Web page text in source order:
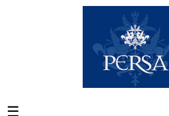
Navegación
☰